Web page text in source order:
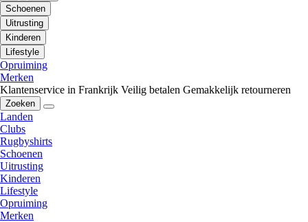
Schoenen
Uitrusting
Kinderen
Lifestyle
Opruiming
Merken
Klantenservice in Frankrijk Veilig betalen Gemakkelijk retourneren
Zoeken
Landen
Clubs
Rugbyshirts
Schoenen
Uitrusting
Kinderen
Lifestyle
Opruiming
Merken